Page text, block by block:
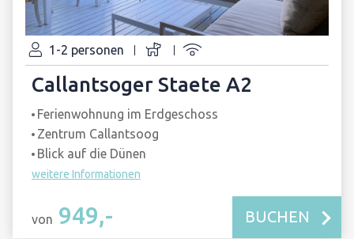
1-2 personen
Callantsoger Staete A2
Ferienwohnung im Erdgeschoss
Zentrum Callantsoog
Blick auf die Dünen
weitere Informationen
von 949,- BUCHEN